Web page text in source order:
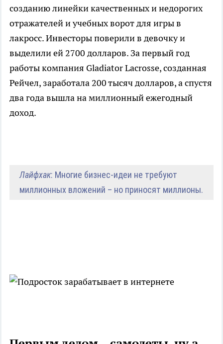
созданию линейки качественных и недорогих
отражателей и учебных ворот для игры в
лакросс. Инвесторы поверили в девочку и
выделили ей 2700 долларов. За первый год
работы компания Gladiator Lacrosse, созданная
Рейчел, заработала 200 тысяч долларов, а спустя
два года вышла на миллионный ежегодный
доход.
Лайфхак: Многие бизнес-идеи не требуют
миллионных вложений – но приносят миллионы.